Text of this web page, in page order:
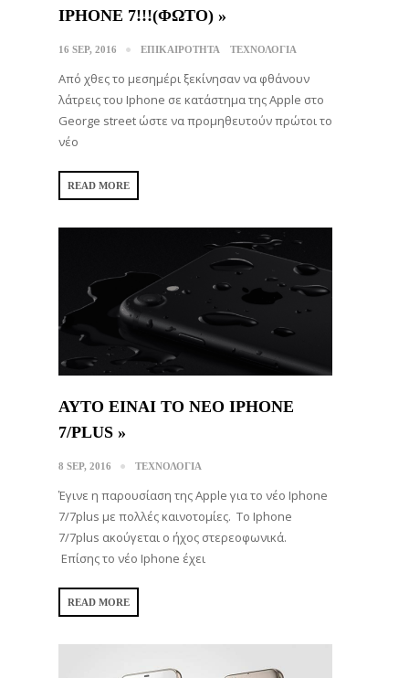
IPHONE 7!!!(ΦΩΤΟ) »
16 SEP, 2016 ΕΠΙΚΑΙΡΟΤΗΤΑ ΤΕΧΝΟΛΟΓΙΑ
Από χθες το μεσημέρι ξεκίνησαν να φθάνουν
λάτρεις του Iphone σε κατάστημα της Apple στο
George street ώστε να προμηθευτούν πρώτοι το
νέο
READ MORE
ΑΥΤΟ ΕΙΝΑΙ ΤΟ ΝΕΟ IPHONE
7/PLUS »
8 SEP, 2016 ΤΕΧΝΟΛΟΓΙΑ
Έγινε η παρουσίαση της Apple για το νέο Iphone
7/7plus με πολλές καινοτομίες. Το Iphone
7/7plus ακούγεται ο ήχος στερεοφωνικά.
Επίσης το νέο Iphone έχει
READ MORE